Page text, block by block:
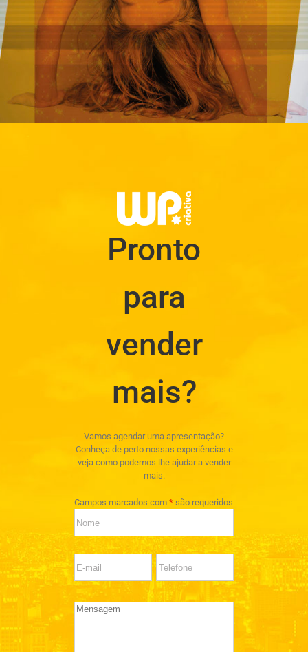
Pronto
para
vender
mais?
Vamos agendar uma apresentação?
Conheça de perto nossas experiências e
veja como podemos lhe ajudar a vender
mais.
Campos marcados com *são requeridos